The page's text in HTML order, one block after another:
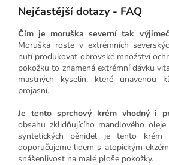
Nejčastější dotazy - FAQ
Čím je moruška severní tak
Moruška roste v extrémních
nutí produkovat obrovské množství
pokožku to znamená extrémní dávku
mastných kyselin, které unavenou
projasní.
Je tento sprchový krém vhodný i
obsahu zklidňujícího mandlového oleje
syntetických pěnidel je tento krém
doporučujeme lidem s atopickým
snášenlivost na malé ploše pokožky.